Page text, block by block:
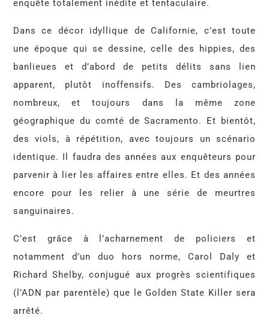
enquête totalement inédite et tentaculaire.
Dans ce décor idyllique de Californie, c’est toute
une époque qui se dessine, celle des hippies, des
banlieues et d’abord de petits délits sans lien
apparent, plutôt inoffensifs. Des cambriolages,
nombreux, et toujours dans la même zone
géographique du comté de Sacramento. Et bientôt,
des viols, à répétition, avec toujours un scénario
identique. Il faudra des années aux enquêteurs pour
parvenir à lier les affaires entre elles. Et des années
encore pour les relier à une série de meurtres
sanguinaires.
C’est grâce à l’acharnement de policiers et
notamment d’un duo hors norme, Carol Daly et
Richard Shelby, conjugué aux progrès scientifiques
(l’ADN par parentèle) que le Golden State Killer sera
arrêté.